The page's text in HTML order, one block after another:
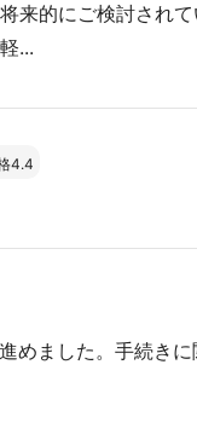
来的にご検討され
...
4.4
めました。手続きに